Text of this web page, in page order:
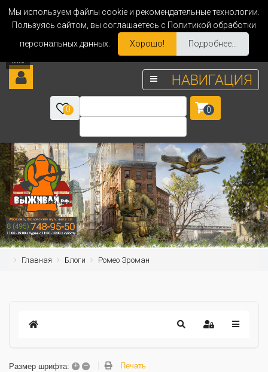
Мы используем файлы cookie и рекомендательные технологии.
Пользуясь сайтом, вы соглашаетесь с Политикой обработки
персональных данных.
Хорошо! Подробнее...
НАВИГАЦИЯ
0 0
Главная Блоги Ромео Зроман
Размер шрифта: + – Печать